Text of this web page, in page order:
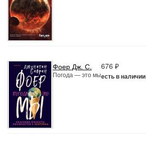
Фоер Дж. С.
Погода — это мы
676 ₽
есть в наличии